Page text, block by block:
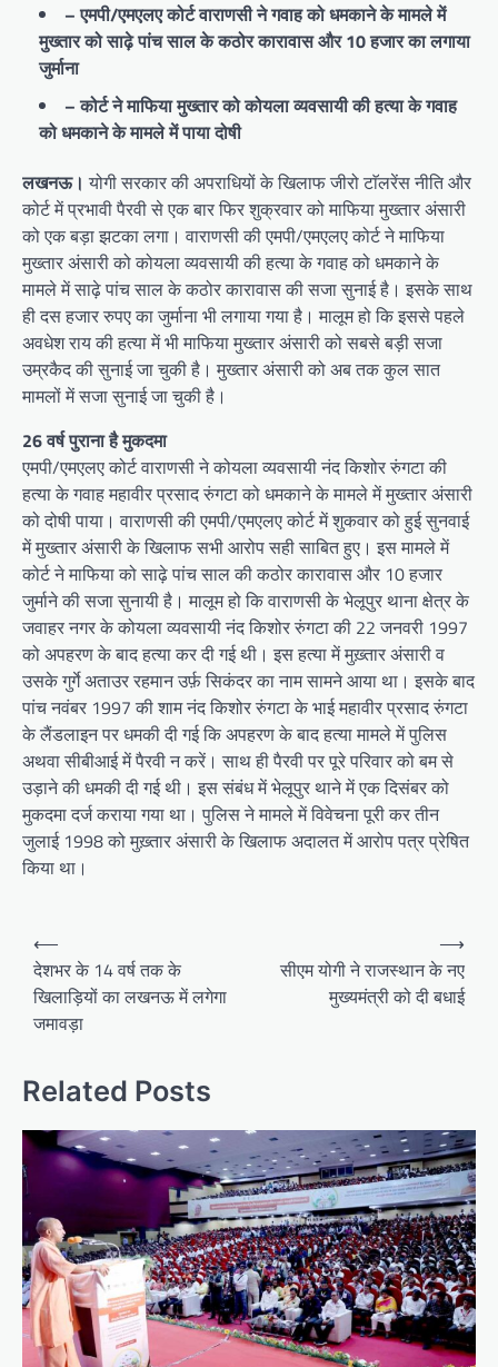
– एमपी/एमएलए कोर्ट वाराणसी ने गवाह को धमकाने के मामले में
मुख्तार को साढ़े पांच साल के कठोर कारावास और 10 हजार का लगाया
जुर्माना
– कोर्ट ने माफिया मुख्तार को कोयला व्यवसायी की हत्या के गवाह
को धमकाने के मामले में पाया दोषी
लखनऊ। योगी सरकार की अपराधियों के खिलाफ जीरो टाॅलरेंस नीति और
कोर्ट में प्रभावी पैरवी से एक बार फिर शुक्रवार को माफिया मुख्तार अंसारी
को एक बड़ा झटका लगा। वाराणसी की एमपी/एमएलए कोर्ट ने माफिया
मुख्तार अंसारी को कोयला व्यवसायी की हत्या के गवाह को धमकाने के
मामले में साढ़े पांच साल के कठोर कारावास की सजा सुनाई है। इसके साथ
ही दस हजार रुपए का जुर्माना भी लगाया गया है। मालूम हो कि इससे पहले
अवधेश राय की हत्या में भी माफिया मुख्तार अंसारी को सबसे बड़ी सजा
उम्रकैद की सुनाई जा चुकी है। मुख्तार अंसारी को अब तक कुल सात
मामलों में सजा सुनाई जा चुकी है।
26 वर्ष पुराना है मुकदमा
एमपी/एमएलए कोर्ट वाराणसी ने कोयला व्यवसायी नंद किशोर रुंगटा की
हत्या के गवाह महावीर प्रसाद रुंगटा को धमकाने के मामले में मुख्तार अंसारी
को दोषी पाया। वाराणसी की एमपी/एमएलए कोर्ट में शुकवार को हुई सुनवाई
में मुख्तार अंसारी के खिलाफ सभी आरोप सही साबित हुए। इस मामले में
कोर्ट ने माफिया को साढ़े पांच साल की कठोर कारावास और 10 हजार
जुर्माने की सजा सुनायी है। मालूम हो कि वाराणसी के भेलूपुर थाना क्षेत्र के
जवाहर नगर के कोयला व्यवसायी नंद किशोर रुंगटा की 22 जनवरी 1997
को अपहरण के बाद हत्या कर दी गई थी। इस हत्या में मुख़्तार अंसारी व
उसके गुर्गे अताउर रहमान उर्फ़ सिकंदर का नाम सामने आया था। इसके बाद
पांच नवंबर 1997 की शाम नंद किशोर रुंगटा के भाई महावीर प्रसाद रुंगटा
के लैंडलाइन पर धमकी दी गई कि अपहरण के बाद हत्या मामले में पुलिस
अथवा सीबीआई में पैरवी न करें। साथ ही पैरवी पर पूरे परिवार को बम से
उड़ाने की धमकी दी गई थी। इस संबंध में भेलूपुर थाने में एक दिसंबर को
मुकदमा दर्ज कराया गया था। पुलिस ने मामले में विवेचना पूरी कर तीन
जुलाई 1998 को मुख़्तार अंसारी के खिलाफ अदालत में आरोप पत्र प्रेषित
किया था।
Post
navigation
⟵
देशभर के 14 वर्ष तक के
खिलाड़ियों का लखनऊ में लगेगा
जमावड़ा
सीएम योगी ने राजस्थान के नए
मुख्यमंत्री को दी बधाई
⟶
Related Posts